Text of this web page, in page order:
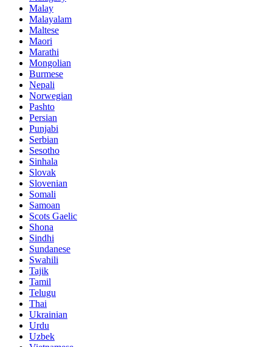
Malay
Malayalam
Maltese
Maori
Marathi
Mongolian
Burmese
Nepali
Norwegian
Pashto
Persian
Punjabi
Serbian
Sesotho
Sinhala
Slovak
Slovenian
Somali
Samoan
Scots Gaelic
Shona
Sindhi
Sundanese
Swahili
Tajik
Tamil
Telugu
Thai
Ukrainian
Urdu
Uzbek